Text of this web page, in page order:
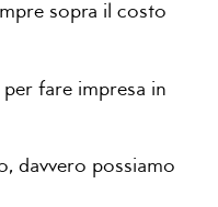
sopra il costo
fare impresa in
davvero possiamo